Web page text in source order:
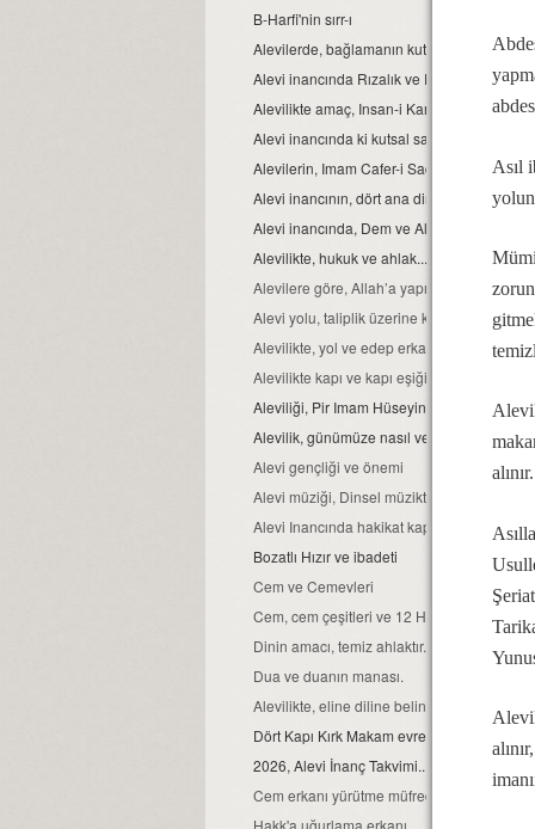
B-Harfi'nin sırr-ı
Alevilerde, bağlamanın kutsallığı...
Alevi inancında Rızalık ve Razılık
Alevilikte amaç, Insan-i Kamil olmaktır...
Alevi inancında ki kutsal sayılar ve
Alevilerin, Imam Cafer-i Sadık
Alevi inancının, dört ana direği.
Alevi inancında, Dem ve Alkol...
Alevilikte, hukuk ve ahlak...
Alevilere göre, Allah’a yapılacak en güzel
Alevi yolu, taliplik üzerine kurulmuştur...
Alevilikte, yol ve edep erkan nedir?
Alevilikte kapı ve kapı eşiğinin kutsallığı
Aleviliği, Pir Imam Hüseyin gibi yaşamak...
Alevilik, günümüze nasıl ve hangi
Alevi gençliği ve önemi
Alevi müziği, Dinsel müziktir...
Alevi Inancında hakikat kapısı
Bozatlı Hızır ve ibadeti
Cem ve Cemevleri
Cem, cem çeşitleri ve 12 Hizmet erkanı
Dinin amacı, temiz ahlaktır...
Dua ve duanın manası.
Alevilikte, eline diline beline sahip ol
Dört Kapı Kırk Makam evreleri...
2026, Alevi İnanç Takvimi...
Cem erkanı yürütme müfredatı...
Hakk'a uğurlama erkanı...
Asıl